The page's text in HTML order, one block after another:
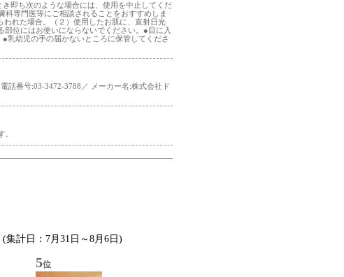
即ち次のような場合には、使用を中止してくだ
専門医等にご相談されることをおすすめしま
れた場合。（２）使用したお肌に、直射日光
位にはお使いにならないでください。●目に入
乳幼児の手の届かないところに保管してくださ
話番号:03-3472-3788／ メーカー名:株式会社ド
。
集計日：7月31日～8月6日)
5位